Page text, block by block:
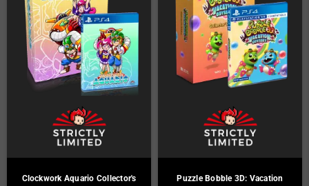
Clockwork Aquario Collector's
Puzzle Bobble 3D: Vacation